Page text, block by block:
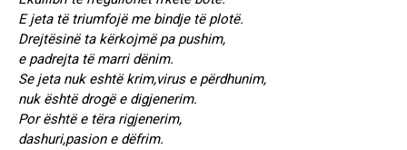
E jeta të triumfojë me bindje të plotë.
Drejtësinë ta kërkojmë pa pushim,
e padrejta të marri dënim.
Se jeta nuk eshtë krim,virus e përdhunim,
nuk është drogë e digjenerim.
Por është e tëra rigjenerim,
dashuri,pasion e dëfrim.